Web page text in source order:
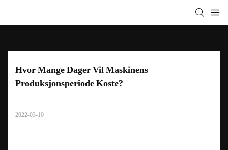
Hvor Mange Dager Vil Maskinens
Produksjonsperiode Koste?
2022-03-10